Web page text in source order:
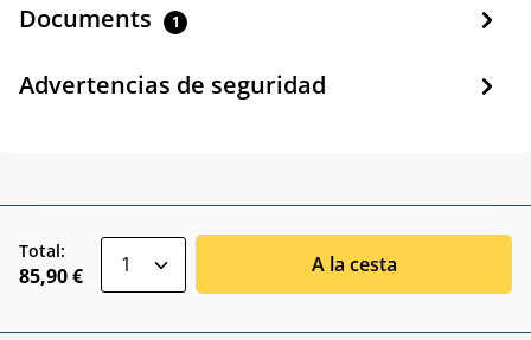
Documents 1
Advertencias de seguridad
Total:
85,90 € A la cesta